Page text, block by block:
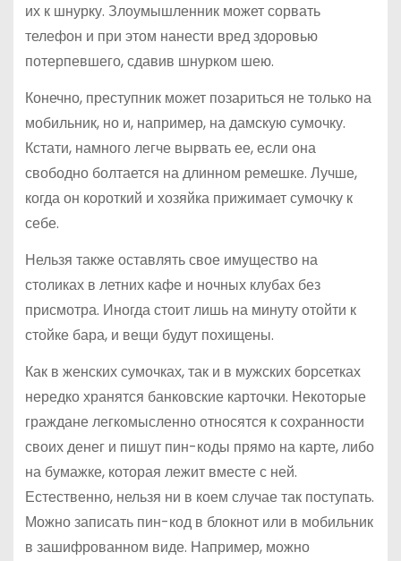
их к шнурку. Злоумышленник может сорвать
телефон и при этом нанести вред здоровью
потерпевшего, сдавив шнурком шею.
Конечно, преступник может позариться не только на
мобильник, но и, например, на дамскую сумочку.
Кстати, намного легче вырвать ее, если она
свободно болтается на длинном ремешке. Лучше,
когда он короткий и хозяйка прижимает сумочку к
себе.
Нельзя также оставлять свое имущество на
столиках в летних кафе и ночных клубах без
присмотра. Иногда стоит лишь на минуту отойти к
стойке бара, и вещи будут похищены.
Как в женских сумочках, так и в мужских борсетках
нередко хранятся банковские карточки. Некоторые
граждане легкомысленно относятся к сохранности
своих денег и пишут пин-коды прямо на карте, либо
на бумажке, которая лежит вместе с ней.
Естественно, нельзя ни в коем случае так поступать.
Можно записать пин-код в блокнот или в мобильник
в зашифрованном виде. Например, можно